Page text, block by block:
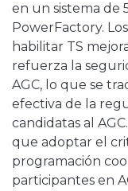
en un sistema de
PowerFactory.
habilitar TS
refuerza la
AGC, lo que se
efectiva de la
candidatas al
que adoptar el
programación
participantes en